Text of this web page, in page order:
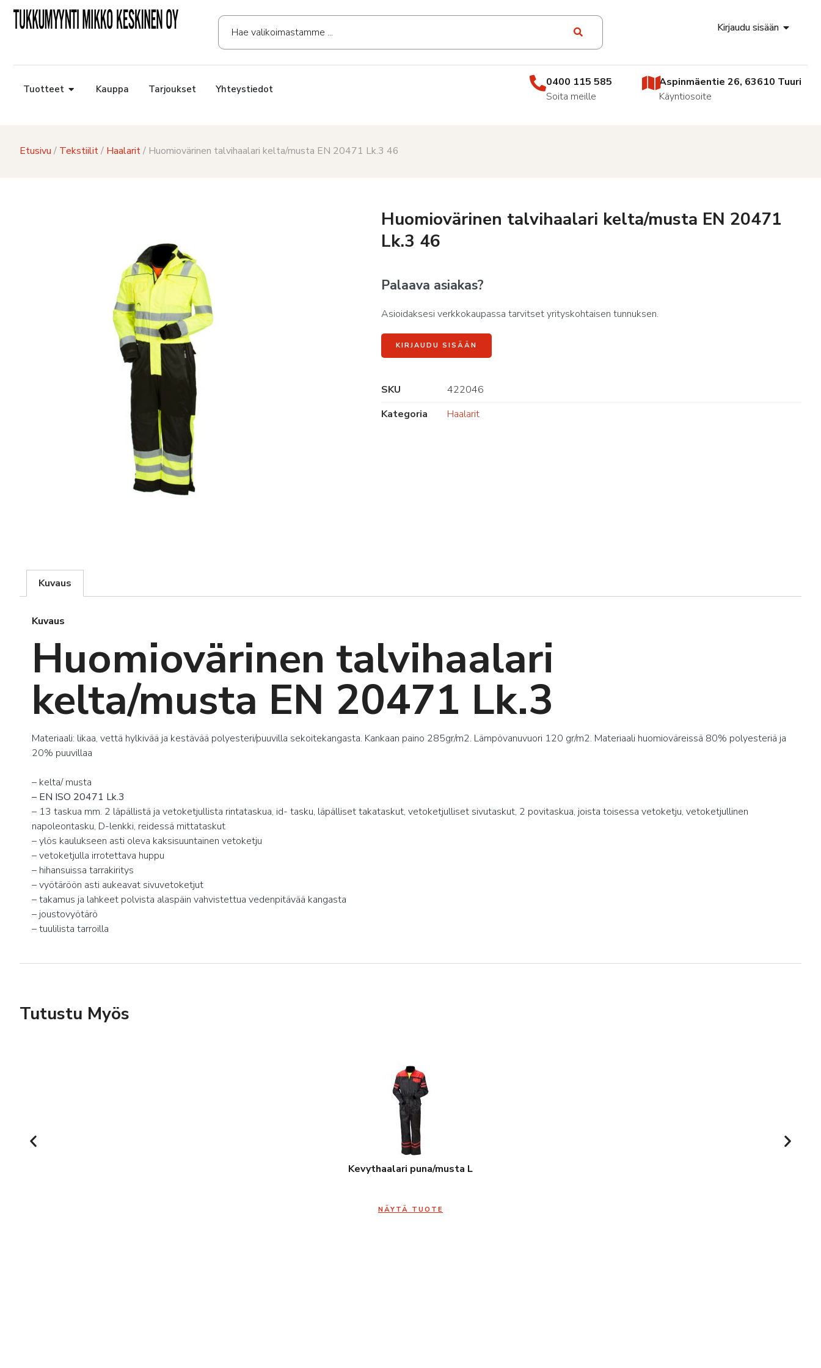
Kirjaudu sisään
Tuotteet Kauppa Tarjoukset Yhteystiedot
0400 115 585
Soita meille
Aspinmäentie 26, 63610 Tuuri
Käyntiosoite
Etusivu / Tekstiilit/ Haalarit/ Huomiovärinen talvihaalari kelta/musta EN 20471 Lk.3 46
Huomiovärinen talvihaalari kelta/musta EN 20471
Lk.3 46
Palaava asiakas?
Asioidaksesi verkkokaupassa tarvitset yrityskohtaisen tunnuksen.
KIRJAUDU SISÄÄN
SKU
422046
Kategoria
Haalarit
Kuvaus
Kuvaus
Huomiovärinen talvihaalari
kelta/musta EN 20471 Lk.3
Materiaali: likaa, vettä hylkivää ja kestävää polyesteri/puuvilla sekoitekangasta. Kankaan paino 285gr/m2. Lämpövanuvuori 120 gr/m2. Materiaali huomioväreissä 80% polyesteriä ja
20% puuvillaa
– kelta/ musta
– EN ISO 20471 Lk.3
– 13 taskua mm. 2 läpällistä ja vetoketjullista rintataskua, id- tasku, läpälliset takataskut, vetoketjulliset sivutaskut, 2 povitaskua, joista toisessa vetoketju, vetoketjullinen
napoleontasku, D-lenkki, reidessä mittataskut
– ylös kaulukseen asti oleva kaksisuuntainen vetoketju
– vetoketjulla irrotettava huppu
– hihansuissa tarrakiritys
– vyötäröön asti aukeavat sivuvetoketjut
– takamus ja lahkeet polvista alaspäin vahvistettua vedenpitävää kangasta
– joustovyötärö
– tuulilista tarroilla
Tutustu Myös
Kevythaalari puna/musta L
NÄYTÄ TUOTE